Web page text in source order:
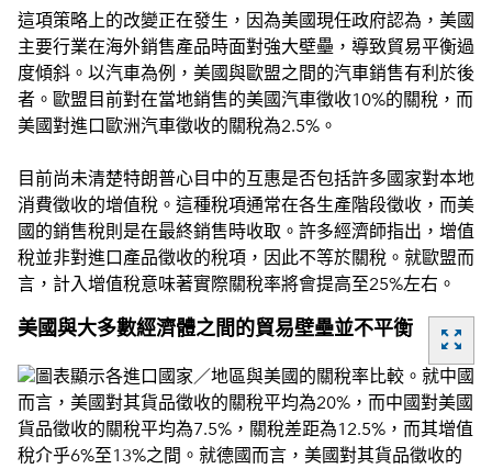
這項策略上的改變正在發生，因為美國現任政府認為，美國
主要行業在海外銷售產品時面對強大壁壘，導致貿易平衡過
度傾斜。以汽車為例，美國與歐盟之間的汽車銷售有利於後
者。歐盟目前對在當地銷售的美國汽車徵收10%的關稅，而
美國對進口歐洲汽車徵收的關稅為2.5%。
目前尚未清楚特朗普心目中的互惠是否包括許多國家對本地
消費徵收的增值稅。這種稅項通常在各生產階段徵收，而美
國的銷售稅則是在最終銷售時收取。許多經濟師指出，增值
稅並非對進口產品徵收的稅項，因此不等於關稅。就歐盟而
言，計入增值稅意味著實際關稅率將會提高至25%左右。
美國與大多數經濟體之間的貿易壁壘並不平衡 zoom_out_map